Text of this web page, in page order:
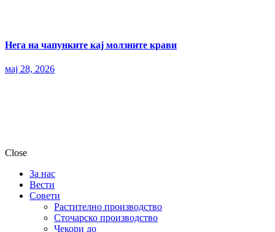
Нега на чапунките кај молзните крави
мај 28, 2026
Close
За нас
Вести
Совети
Растително производство
Сточарско производство
Чекори до